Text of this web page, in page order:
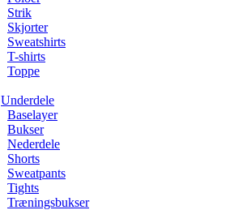
Strik
Skjorter
Sweatshirts
T-shirts
Toppe
Underdele
Baselayer
Bukser
Nederdele
Shorts
Sweatpants
Tights
Træningsbukser